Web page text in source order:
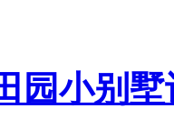
园小别